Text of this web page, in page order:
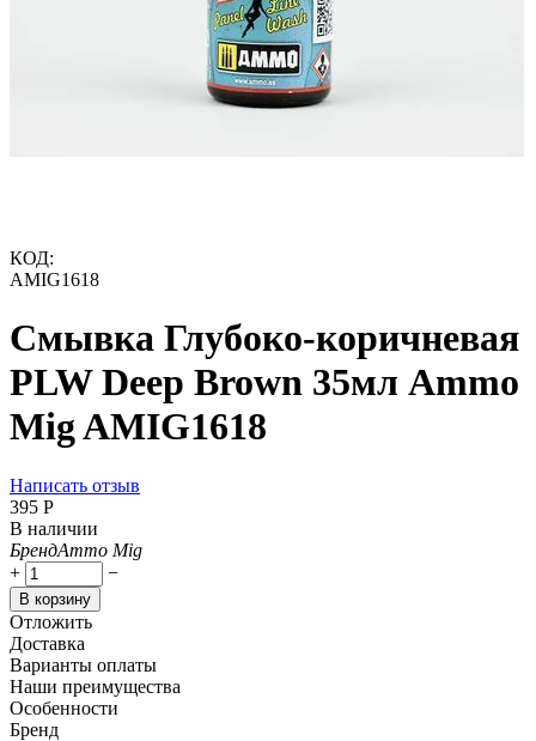
КОД:
AMIG1618
Смывка Глубоко-коричневая
PLW Deep Brown 35мл Ammo
Mig AMIG1618
Написать отзыв
‍395‍ Р
В наличии
БрендAmmo Mig
+
−
В корзину
Отложить
Доставка
Варианты оплаты
Наши преимущества
Особенности
Бренд